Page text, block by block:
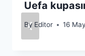
Uefa
By Editor 16